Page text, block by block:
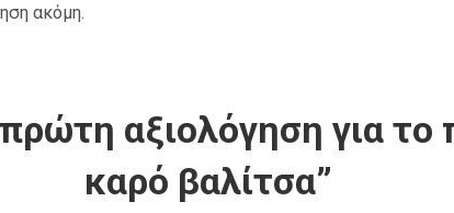
ακόμη.
αξιολόγηση για το
καρό βαλίτσα”